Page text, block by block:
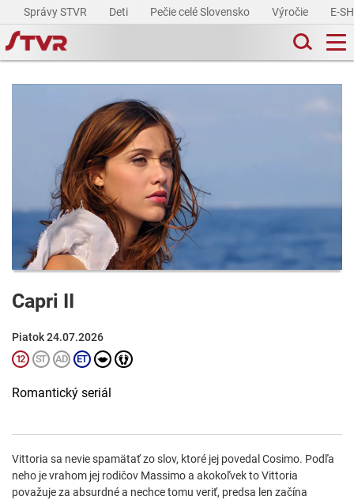
Správy STVR Deti Pečie celé Slovensko Výročie E-
Capri II
Piatok 24.07.2026
Romantický seriál
Vittoria sa nevie spamätať zo slov, ktoré jej povedal Cosimo. Podľa
neho je vrahom jej rodičov Massimo a akokoľvek to Vittoria
považuje za absurdné a nechce tomu veriť, predsa len začína